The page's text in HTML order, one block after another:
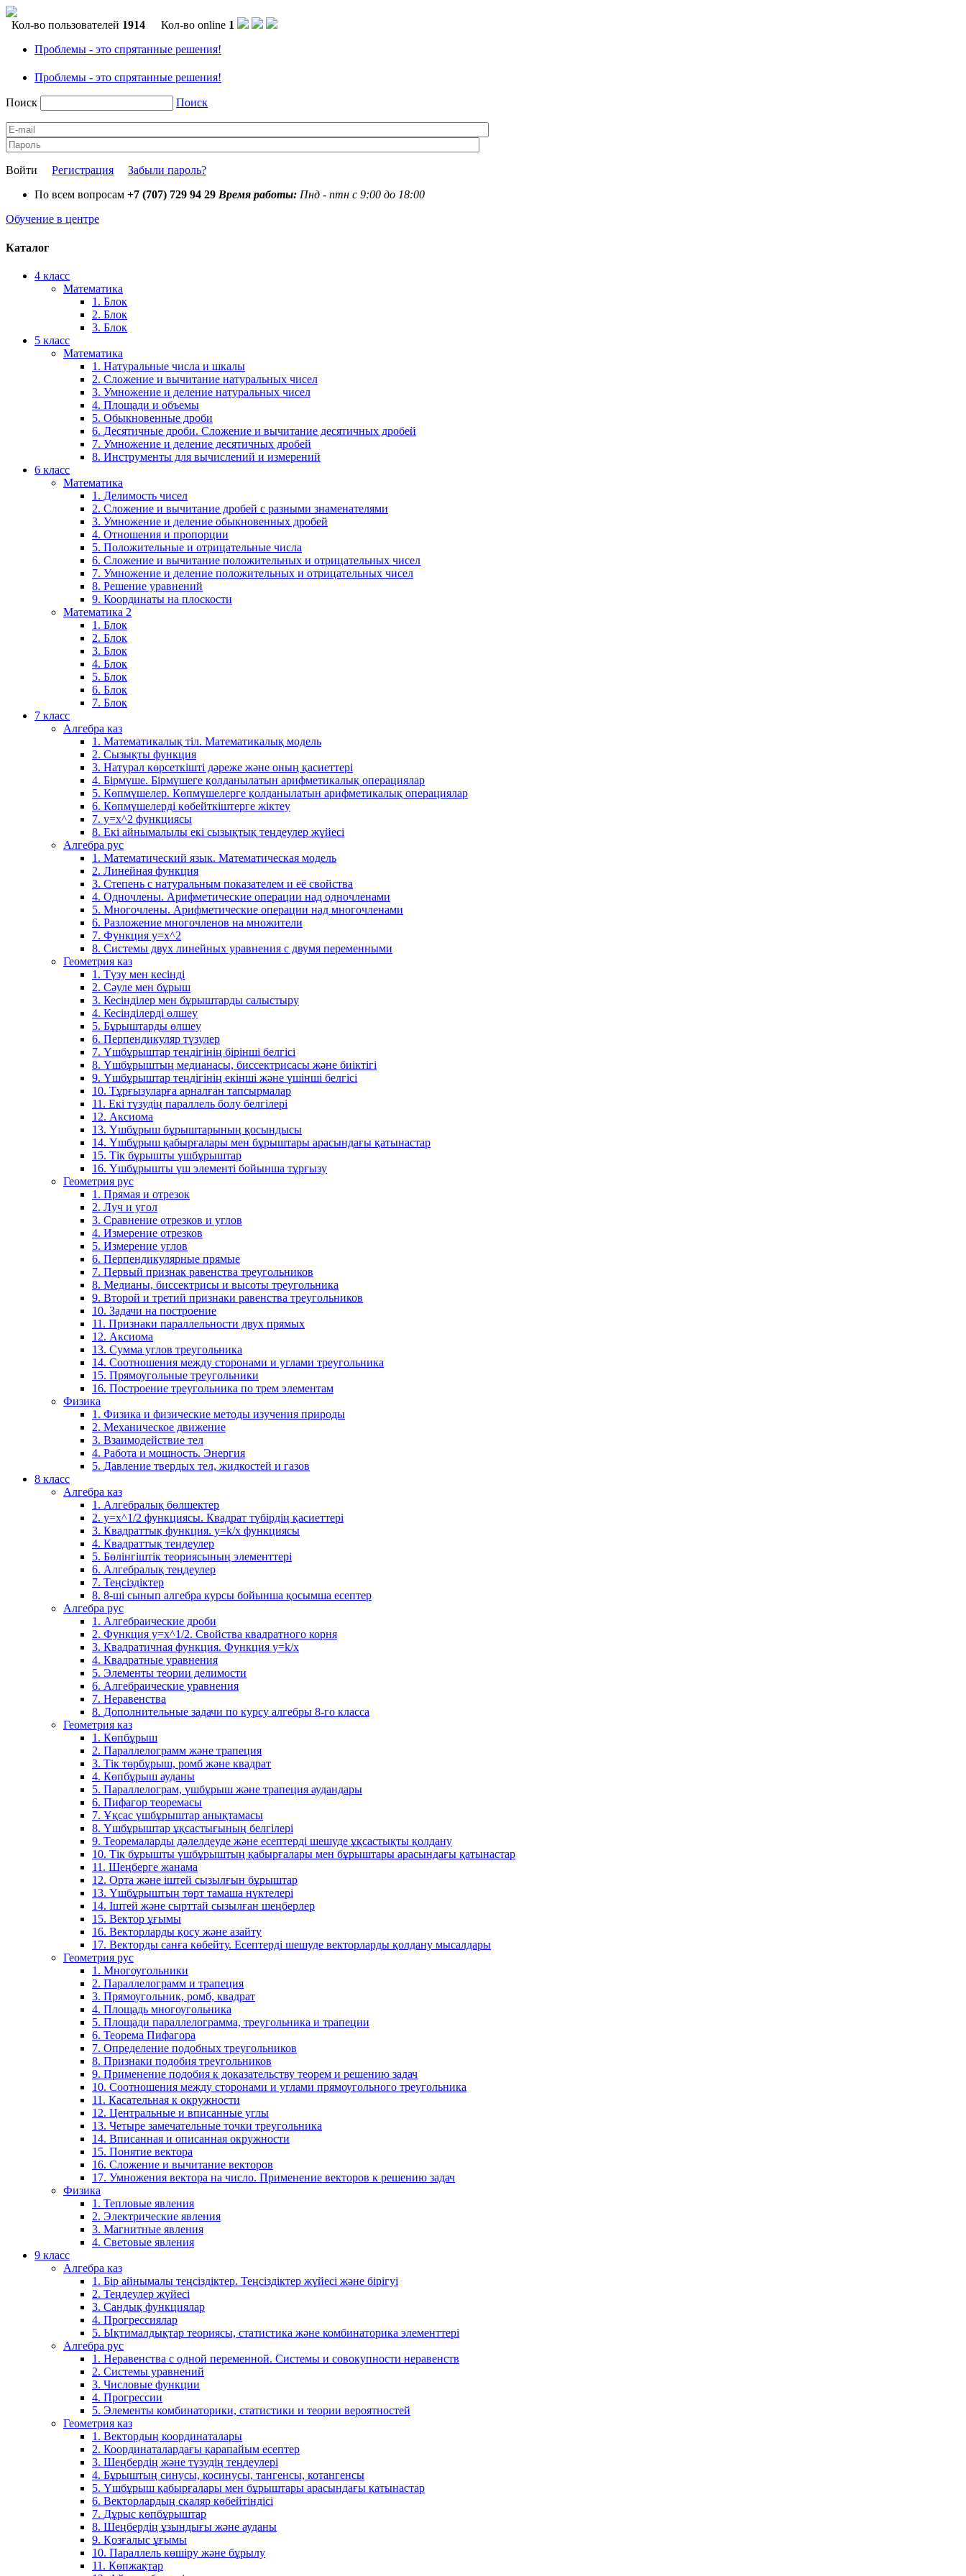
Кол-во пользователей 1914 Кол-во online 1
Проблемы - это спрятанные решения!
Проблемы - это спрятанные решения!
Поиск Поиск
Войти Регистрация
Забыли пароль?
По всем вопросам +7 (707) 729 94 29 Время работы: Пнд - птн с 9:00 до 18:00
Обучение в центре
Каталог
4 класс
Математика
1. Блок
2. Блок
3. Блок
5 класс
Математика
1. Натуральные числа и шкалы
2. Сложение и вычитание натуральных чисел
3. Умножение и деление натуральных чисел
4. Площади и объемы
5. Обыкновенные дроби
6. Десятичные дроби. Сложение и вычитание десятичных дробей
7. Умножение и деление десятичных дробей
8. Инструменты для вычислений и измерений
6 класс
Математика
1. Делимость чисел
2. Сложение и вычитание дробей с разными знаменателями
3. Умножение и деление обыкновенных дробей
4. Отношения и пропорции
5. Положительные и отрицательные числа
6. Сложение и вычитание положительных и отрицательных чисел
7. Умножение и деление положительных и отрицательных чисел
8. Решение уравнений
9. Координаты на плоскости
Математика 2
1. Блок
2. Блок
3. Блок
4. Блок
5. Блок
6. Блок
7. Блок
7 класс
Алгебра каз
1. Математикалық тіл. Математикалық модель
2. Сызықты функция
3. Натурал көрсеткішті дәреже және оның қасиеттері
4. Бірмүше. Бірмүшеге қолданылатын арифметикалық операциялар
5. Көпмүшелер. Көпмүшелерге қолданылатын арифметикалық операциялар
6. Көпмүшелерді көбейткіштерге жіктеу
7. у=х^2 функциясы
8. Екі айнымалылы екі сызықтық теңдеулер жүйесі
Алгебра рус
1. Математический язык. Математическая модель
2. Линейная функция
3. Степень с натуральным показателем и её свойства
4. Одночлены. Арифметические операции над одночленами
5. Многочлены. Арифметические операции над многочленами
6. Разложение многочленов на множители
7. Функция y=x^2
8. Системы двух линейных уравнения с двумя переменными
Геометрия каз
1. Түзу мен кесінді
2. Сәуле мен бұрыш
3. Кесінділер мен бұрыштарды салыстыру
4. Кесінділерді өлшеу
5. Бұрыштарды өлшеу
6. Перпендикуляр түзулер
7. Үшбұрыштар теңдігінің бірінші белгісі
8. Үшбұрыштың медианасы, биссектрисасы және биіктігі
9. Үшбұрыштар теңдігінің екінші және үшінші белгісі
10. Тұрғызуларға арналған тапсырмалар
11. Екі түзудің параллель болу белгілері
12. Аксиома
13. Үшбұрыш бұрыштарының қосындысы
14. Үшбұрыш қабырғалары мен бұрыштары арасындағы қатынастар
15. Тік бұрышты үшбұрыштар
16. Үшбұрышты үш элементі бойынша тұрғызу
Геометрия рус
1. Прямая и отрезок
2. Луч и угол
3. Сравнение отрезков и углов
4. Измерение отрезков
5. Измерение углов
6. Перпендикулярные прямые
7. Первый признак равенства треугольников
8. Медианы, биссектрисы и высоты треугольника
9. Второй и третий признаки равенства треугольников
10. Задачи на построение
11. Признаки параллельности двух прямых
12. Аксиома
13. Сумма углов треугольника
14. Соотношения между сторонами и углами треугольника
15. Прямоугольные треугольники
16. Построение треугольника по трем элементам
Физика
1. Физика и физические методы изучения природы
2. Механическое движение
3. Взаимодействие тел
4. Работа и мощность. Энергия
5. Давление твердых тел, жидкостей и газов
8 класс
Алгебра каз
1. Алгебралық бөлшектер
2. у=х^1/2 функциясы. Квадрат түбірдің қасиеттері
3. Квадраттық функция. у=k/x функциясы
4. Квадраттық теңдеулер
5. Бөлінгіштік теориясының элементтері
6. Алгебралық теңдеулер
7. Теңсіздіктер
8. 8-ші сынып алгебра курсы бойынша қосымша есептер
Алгебра рус
1. Алгебраические дроби
2. Функция y=x^1/2. Свойства квадратного корня
3. Квадратичная функция. Функция у=k/x
4. Квадратные уравнения
5. Элементы теории делимости
6. Алгебраические уравнения
7. Неравенства
8. Дополнительные задачи по курсу алгебры 8-го класса
Геометрия каз
1. Көпбұрыш
2. Параллелограмм және трапеция
3. Тік төрбұрыш, ромб және квадрат
4. Көпбұрыш ауданы
5. Параллелограм, үшбұрыш және трапеция аудандары
6. Пифагор теоремасы
7. Ұқсас үшбұрыштар анықтамасы
8. Үшбұрыштар ұқсастығының белгілері
9. Теоремаларды дәлелдеуде және есептерді шешуде ұқсастықты қолдану
10. Тік бұрышты үшбұрыштың қабырғалары мен бұрыштары арасындағы қатынастар
11. Шеңберге жанама
12. Орта және іштей сызылғын бұрыштар
13. Үшбұрыштың төрт тамаша нүктелері
14. Іштей және сырттай сызылған шеңберлер
15. Вектор ұғымы
16. Векторларды қосу және азайту
17. Векторды санға көбейту. Есептерді шешуде векторларды қолдану мысалдары
Геометрия рус
1. Многоугольники
2. Параллелограмм и трапеция
3. Прямоугольник, ромб, квадрат
4. Площадь многоугольника
5. Площади параллелограмма, треугольника и трапеции
6. Теорема Пифагора
7. Определение подобных треугольников
8. Признаки подобия треугольников
9. Применение подобия к доказательству теорем и решению задач
10. Соотношения между сторонами и углами прямоугольного треугольника
11. Касательная к окружности
12. Центральные и вписанные углы
13. Четыре замечательные точки треугольника
14. Вписанная и описанная окружности
15. Понятие вектора
16. Сложение и вычитание векторов
17. Умножения вектора на число. Применение векторов к решению задач
Физика
1. Тепловые явления
2. Электрические явления
3. Магнитные явления
4. Световые явления
9 класс
Алгебра каз
1. Бір айнымалы теңсіздіктер. Теңсіздіктер жүйесі және бірігуі
2. Теңдеулер жүйесі
3. Сандық функциялар
4. Прогрессиялар
5. Ықтималдықтар теориясы, статистика және комбинаторика элементтері
Алгебра рус
1. Неравенства с одной переменной. Системы и совокупности неравенств
2. Системы уравнений
3. Числовые функции
4. Прогрессии
5. Элементы комбинаторики, статистики и теории вероятностей
Геометрия каз
1. Вектордың координаталары
2. Координаталардағы қарапайым есептер
3. Шеңбердің және түзудің теңдеулері
4. Бұрыштың синусы, косинусы, тангенсы, котангенсы
5. Үшбұрыш қабырғалары мен бұрыштары арасындағы қатынастар
6. Векторлардың скаляр көбейтіндісі
7. Дұрыс көпбұрыштар
8. Шеңбердің ұзындығы және ауданы
9. Қозғалыс ұғымы
10. Параллель көшіру және бұрылу
11. Көпжақтар